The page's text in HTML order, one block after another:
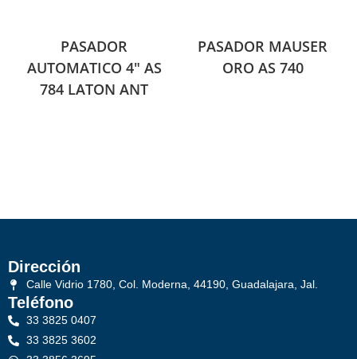
PASADOR
AUTOMATICO 4″ AS
784 LATON ANT
PASADOR MAUSER
ORO AS 740
Dirección
Calle Vidrio 1780, Col. Moderna, 44190, Guadalajara, Jal.
Teléfono
33 3825 0407
33 3825 3602